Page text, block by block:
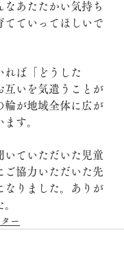
あたたかい気持ち
てていってほしいで
れば「どうした
互いを気遣うことが
輪が地域全体に広が
す。
いていただいた児童
ご協力いただいた先
なりました。ありが
ー